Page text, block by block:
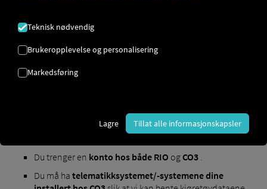
Steg-for-steg-instruksjoner for
å koble til.
Du trenger en konto hos både RIO og CO3.
Du må ha telematikksystemet/-systemene dine
Teknisk nødvendig
Brukeropplevelse og personalisering
Markedsføring
Lagre Tillat alle informasjonskapsler